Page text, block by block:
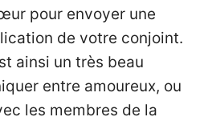
pour envoyer une
de votre conjoint.
ainsi un très beau
entre amoureux, ou
les membres de la